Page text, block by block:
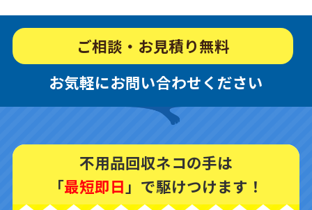
ご相談・お見積り無料
お気軽にお問い合わせください
不用品回収ネコの手は
「最短即日 」で駆けつけます！